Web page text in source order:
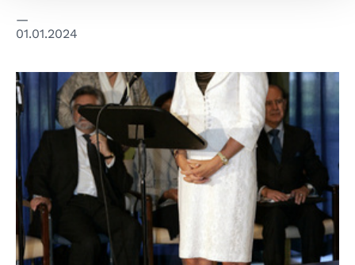
01.01.2024
© UN Photo